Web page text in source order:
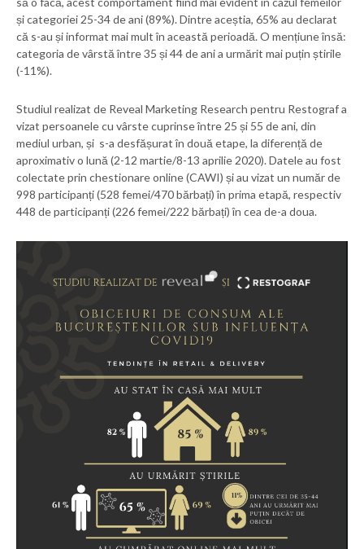
și categoriei 25-34 de ani (89%). Dintre aceștia, 65% au declarat
că s-au și informat mai mult în această perioadă. O mențiune însă:
categoria de vârstă între 35 și 44 de ani a urmărit mai puțin știrile
(-11%).
Studiul realizat de Reveal Marketing Research pentru Restograf a
vizat persoanele cu vârste cuprinse între 25 și 55 de ani, din
mediul urban, și s-a desfășurat în două etape, la diferență de
aproximativ o lună (2-12 martie/8-13 aprilie 2020). Datele au fost
colectate prin chestionare online (CAWI) și au vizat un număr de
998 participanți (528 femei/470 bărbați) în prima etapă, respectiv
448 de participanți (226 femei/222 bărbați) în cea de-a doua.